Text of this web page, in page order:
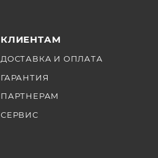
КЛИЕНТАМ
ДОСТАВКА И ОПЛАТА
ГАРАНТИЯ
ПАРТНЕРАМ
СЕРВИС